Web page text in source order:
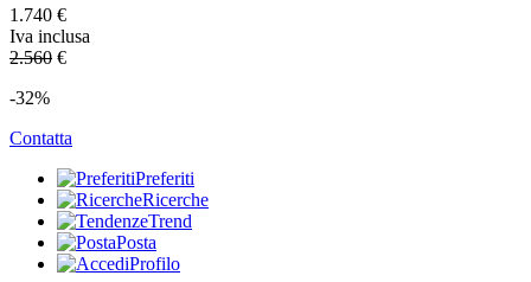
1.740 €
Iva inclusa
2.560 €
-32%
Contatta
Preferiti
Ricerche
Trend
Posta
Profilo